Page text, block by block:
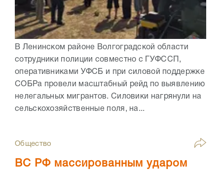
В Ленинском районе Волгоградской области
сотрудники полиции совместно с ГУФССП,
оперативниками УФСБ и при силовой поддержке
СОБРа провели масштабный рейд по выявлению
нелегальных мигрантов. Силовики нагрянули на
сельскохозяйственные поля, на...
Общество
ВС РФ массированным ударом